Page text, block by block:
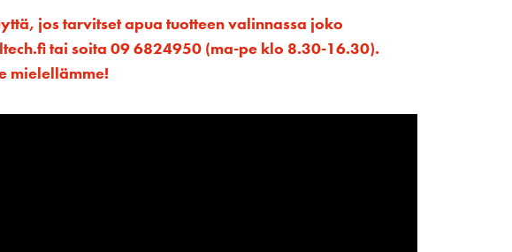
jos tarvitset apua tuotteen valinnassa joko
tai soita 09 6824950 (ma-pe klo 8.30-16.30).
mielellämme!